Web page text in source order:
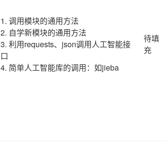
1. 调用模块的通用方法
2. 自学新模块的通用方法
3. 利用requests、json调用人工智能接
口
4. 简单人工智能库的调用：如jieba
待填
充